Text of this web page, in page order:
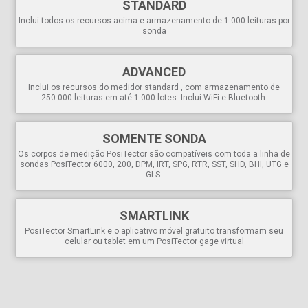
Versátil
O corpo do PosiTector aceita todos os PosiTector
200,RTR, SPGDPM,IRT,SST,UTG,SHD,BHIeGLS,
convertendo facilmente de um medidor de espessura de
revestimento para um medidor de perfil de superfície,
medidor ultrassônico de espessura de parede, testador
de dureza ou medidor de brilho
Várias opções de ajuste de calibração, incluindo fatores
de correção de 1 ponto, 2 pontos e ISO 19840
Tela de rotação automáticacom Flip Lock
Cabos estendidos disponíveis (até 75 m/250 pés) para
medições subaquáticas ou remotas
Poderoso
O modo de estatísticasexibe/atualiza continuamente a
média, o desvio standard , o mínimo/máximo e o número
STANDARD
Inclui todos os recursos acima e armazenamento de 1.000 leituras por
sonda
ADVANCED
Inclui os recursos do medidor standard , com armazenamento de
250.000 leituras em até 1.000 lotes. Inclui WiFi e Bluetooth.
SOMENTE SONDA
Os corpos de medição PosiTector são compatíveis com toda a linha de
sondas PosiTector 6000, 200, DPM, IRT, SPG, RTR, SST, SHD, BHI, UTG e
GLS.
SMARTLINK
PosiTector SmartLink e o aplicativo móvel gratuito transformam seu
celular ou tablet em um PosiTector gage virtual